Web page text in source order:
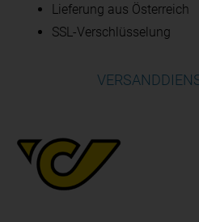
Lieferung aus Österreich
SSL-Verschlüsselung